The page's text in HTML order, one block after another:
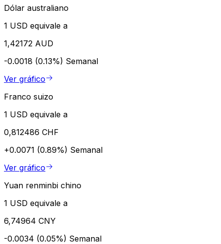
Dólar australiano
1 USD equivale a
1,42172 AUD
-0.0018 (0.13%) Semanal
Ver gráfico
Franco suizo
1 USD equivale a
0,812486 CHF
+0.0071 (0.89%) Semanal
Ver gráfico
Yuan renminbi chino
1 USD equivale a
6,74964 CNY
-0.0034 (0.05%) Semanal